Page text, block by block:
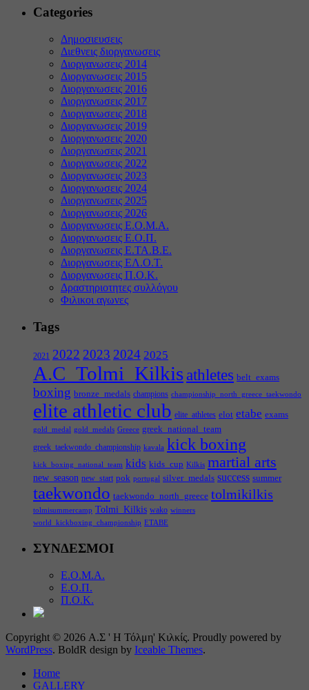
Categories
Δημοσιευσεις
Διεθνεις διοργανωσεις
Διοργανωσεις 2014
Διοργανωσεις 2015
Διοργανωσεις 2016
Διοργανωσεις 2017
Διοργανωσεις 2018
Διοργανωσεις 2019
Διοργανωσεις 2020
Διοργανωσεις 2021
Διοργανωσεις 2022
Διοργανωσεις 2023
Διοργανωσεις 2024
Διοργανωσεις 2025
Διοργανωσεις 2026
Διοργανωσεις Ε.Ο.Μ.Α.
Διοργανωσεις Ε.Ο.Π.
Διοργανωσεις Ε.ΤΑ.Β.Ε.
Διοργανωσεις ΕΛ.Ο.Τ.
Διοργανωσεις Π.Ο.Κ.
Δραστηριοτητες συλλόγου
Φιλικοι αγωνες
Tags
2021 2022 2023 2024 2025
A.C_Tolmi_Kilkis athletes belt_exams
boxing bronze_medals champions championship_north_greece_taekwondo
elite athletic club elite_athletes elot etabe exams
gold_medal gold_medals Greece greek_national_team
greek_taekwondo_championship kavala kick boxing
kick_boxing_national_team kids kids_cup Kilkis martial arts
new_season new_start pok portugal silver_medals success summer
taekwondo taekwondo_north_greece tolmikilkis
tolmisummercamp Tolmi_Kilkis wako winners
world_kickboxing_championship ΕΤΑΒΕ
ΣΥΝΔΕΣΜΟΙ
Ε.Ο.Μ.Α.
Ε.Ο.Π.
Π.Ο.Κ.
Copyright © 2026 Α.Σ ' Η Τόλμη' Κιλκίς. Proudly powered by
WordPress. BoldR design by Iceable Themes.
Home
GALLERY